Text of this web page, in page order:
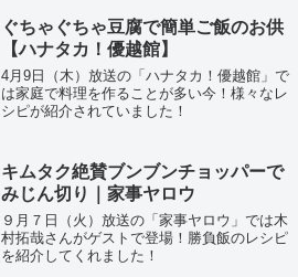
ぐちゃぐちゃ豆腐で簡単ご飯のお供
【ハナタカ！優越館】
4月9日（木）放送の「ハナタカ！優越館」で
は家庭で料理を作ることが多い今！様々なレ
シピが紹介されていました！
キムタク絶賛ブンブンチョッパーで
みじん切り｜家事ヤロウ
９月７日（火）放送の「家事ヤロウ」では木
村拓哉さんがゲストで登場！勝負飯のレシピ
を紹介してくれました！